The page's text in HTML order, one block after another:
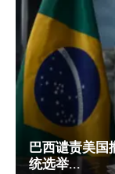
巴西谴责美国
统选举...